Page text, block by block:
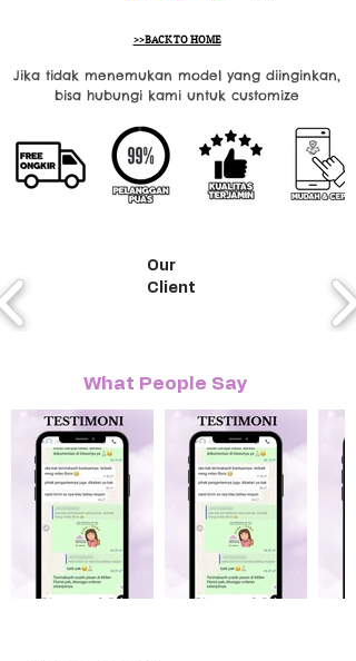
>>BACK TO HOME
Jika tidak menemukan model yang diinginkan,
bisa hubungi kami untuk customize
Our
Client
What People Say